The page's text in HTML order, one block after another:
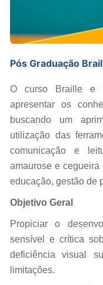
Pós Graduação
O curso Braille e
apresentar os
buscando um
utilização das
comunicação e
amaurose e
educação, gestão de
Objetivo Geral
Propiciar o
sensível e crítica
deficiência visual
limitações.